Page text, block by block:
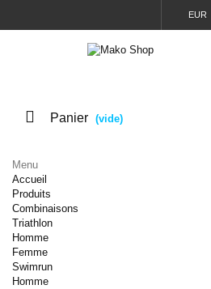
EUR
Panier (vide)
Menu
Accueil
Produits
Combinaisons
Triathlon
Homme
Femme
Swimrun
Homme